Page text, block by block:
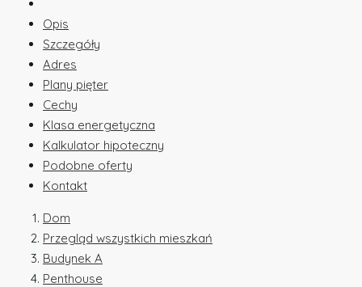
Opis
Szczegóły
Adres
Plany pięter
Cechy
Klasa energetyczna
Kalkulator hipoteczny
Podobne oferty
Kontakt
Dom
Przegląd wszystkich mieszkań
Budynek A
Penthouse